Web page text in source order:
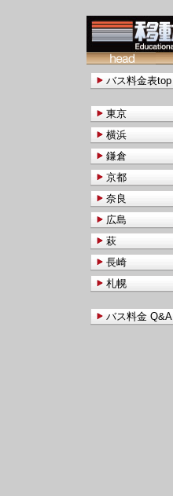
バス料金表top
東京
横浜
鎌倉
京都
奈良
広島
萩
長崎
札幌
バス料金 Q&A